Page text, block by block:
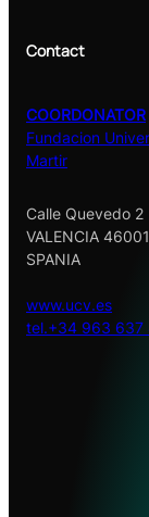
Contact
COORDONATOR
Fundacion
Martir
Calle Quevedo 2
VALENCIA 46001
SPANIA
www.ucv.es
tel.+34 963 637